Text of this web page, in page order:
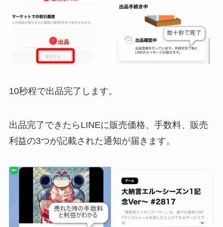
10秒程で出品完了します。
出品完了できたらLINEに販売価格、手数料、販売
利益の3つが記載された通知が届きます。